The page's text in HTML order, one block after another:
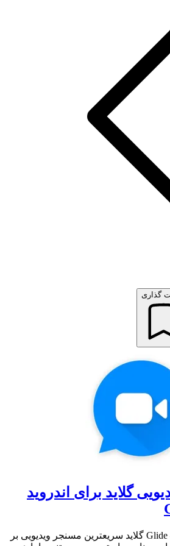
گذاری
گلاید برای اندروید
Glide - Video Chat Messenger گلاید سریعترین مسنجر ویدیویی بر